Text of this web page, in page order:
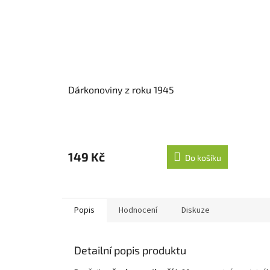
Dárkonoviny z roku 1945
149 Kč Do košíku
Popis Hodnocení Diskuze
Detailní popis produktu